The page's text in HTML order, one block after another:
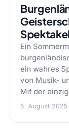
Ein
ein wahres
von Musik-
Mit der
5. August 2025